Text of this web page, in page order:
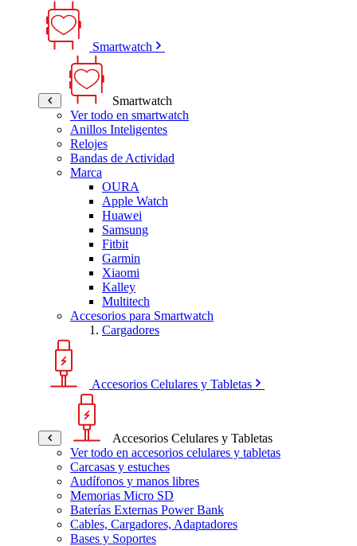
Smartwatch
Smartwatch
Ver todo en smartwatch
Anillos Inteligentes
Relojes
Bandas de Actividad
Marca
OURA
Apple Watch
Huawei
Samsung
Fitbit
Garmin
Xiaomi
Kalley
Multitech
Accesorios para Smartwatch
Cargadores
Accesorios Celulares y Tabletas
Accesorios Celulares y Tabletas
Ver todo en accesorios celulares y tabletas
Carcasas y estuches
Audífonos y manos libres
Memorias Micro SD
Baterías Externas Power Bank
Cables, Cargadores, Adaptadores
Bases y Soportes